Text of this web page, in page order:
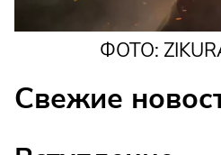
ФОТО:
Свежие